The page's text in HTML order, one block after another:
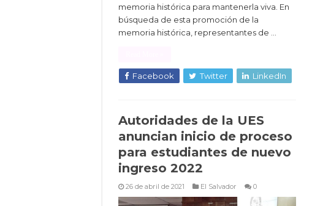
memoria histórica para mantenerla viva. En
búsqueda de esta promoción de la
memoria histórica, representantes de …
Facebook Twitter LinkedIn
Autoridades de la UES
anuncian inicio de proceso
para estudiantes de nuevo
ingreso 2022
26 de abril de 2021 El Salvador 0